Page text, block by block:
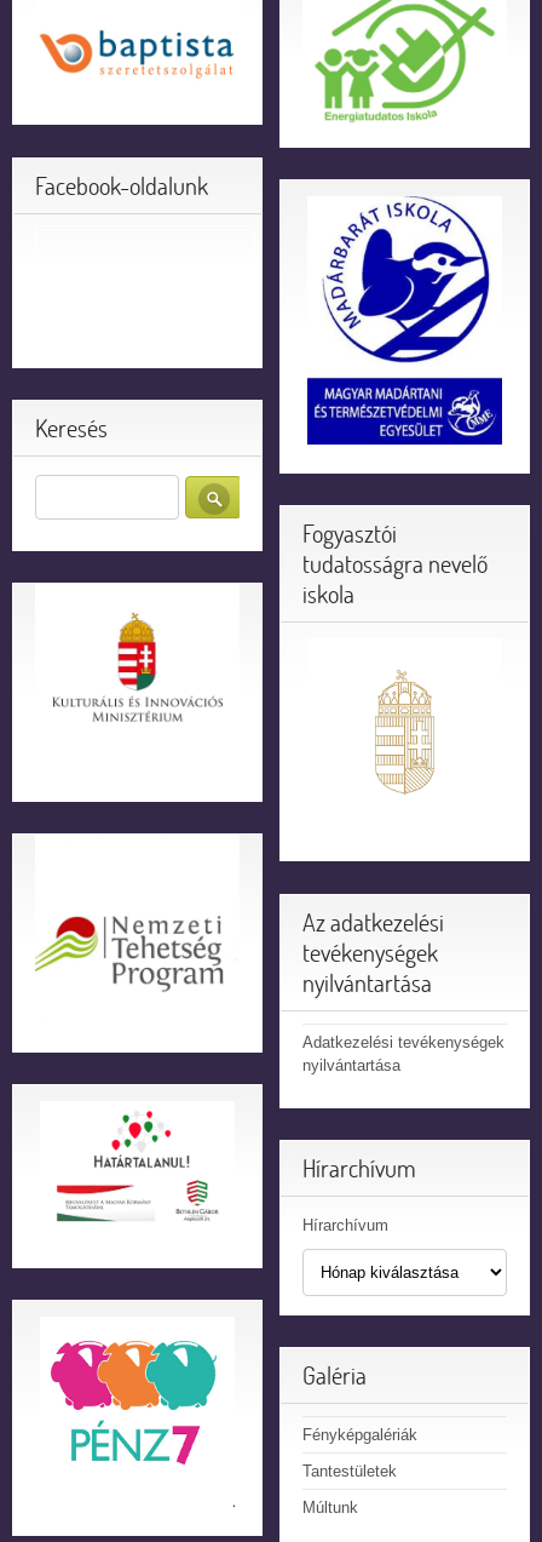
Facebook-oldalunk
Keresés
Fogyasztói
tudatosságra nevelő
iskola
Az adatkezelési
tevékenységek
nyilvántartása
Adatkezelési tevékenységek
nyilvántartása
Hírarchívum
Hírarchívum
Galéria
Fényképgalériák
Tantestületek
Múltunk